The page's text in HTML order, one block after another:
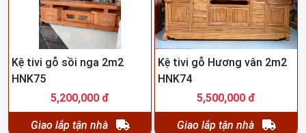
Kệ tivi gỗ sồi nga 2m2
HNK75
5,200,000 đ
Giao lắp tận nhà
Kệ tivi gỗ Hương vân 2m2
HNK74
5,500,000 đ
Giao lắp tận nhà